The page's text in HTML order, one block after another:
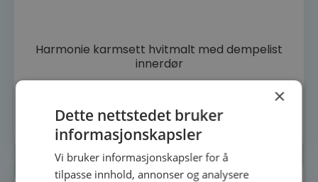
Harmonie karmsett hvitmalt med dempelist
innerdør
1 300kr
Velg alternativ
produktet
flere
Alternativene
produktsiden
Lagerført
×
Dette nettstedet bruker
informasjonskapsler
Vi bruker informasjonskapsler for å
tilpasse innhold, annonser og analysere